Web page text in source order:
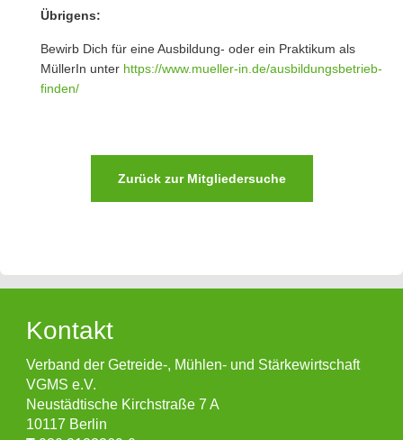
Übrigens:
Bewirb Dich für eine Ausbildung- oder ein Praktikum als
MüllerIn unter https://www.mueller-in.de/ausbildungsbetrieb-
finden/
Zurück zur Mitgliedersuche
Kontakt
Verband der Getreide-, Mühlen- und Stärkewirtschaft
VGMS e.V.
Neustädtische Kirchstraße 7 A
10117 Berlin